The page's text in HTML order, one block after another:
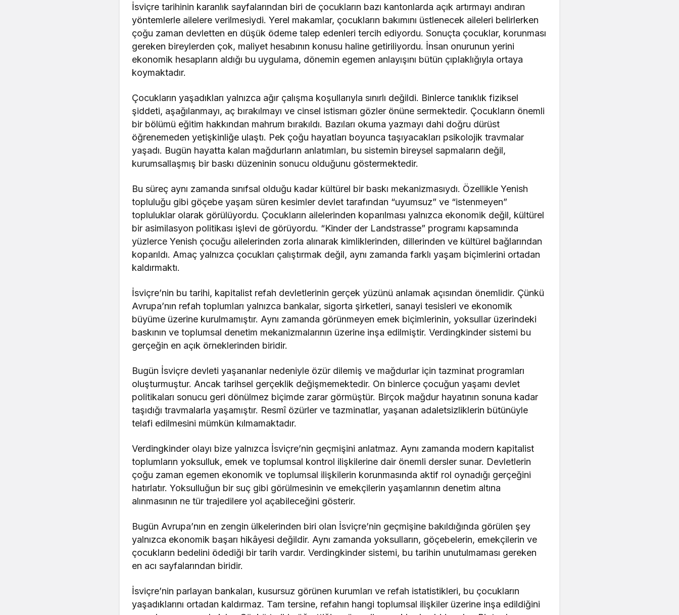
İsviçre tarihinin karanlık sayfalarından biri de çocukların bazı kantonlarda açık artırmayı andıran
yöntemlerle ailelere verilmesiydi. Yerel makamlar, çocukların bakımını üstlenecek aileleri belirlerken
çoğu zaman devletten en düşük ödeme talep edenleri tercih ediyordu. Sonuçta çocuklar, korunması
gereken bireylerden çok, maliyet hesabının konusu haline getiriliyordu. İnsan onurunun yerini
ekonomik hesapların aldığı bu uygulama, dönemin egemen anlayışını bütün çıplaklığıyla ortaya
koymaktadır.
Çocukların yaşadıkları yalnızca ağır çalışma koşullarıyla sınırlı değildi. Binlerce tanıklık fiziksel
şiddeti, aşağılanmayı, aç bırakılmayı ve cinsel istismarı gözler önüne sermektedir. Çocukların önemli
bir bölümü eğitim hakkından mahrum bırakıldı. Bazıları okuma yazmayı dahi doğru dürüst
öğrenemeden yetişkinliğe ulaştı. Pek çoğu hayatları boyunca taşıyacakları psikolojik travmalar
yaşadı. Bugün hayatta kalan mağdurların anlatımları, bu sistemin bireysel sapmaların değil,
kurumsallaşmış bir baskı düzeninin sonucu olduğunu göstermektedir.
Bu süreç aynı zamanda sınıfsal olduğu kadar kültürel bir baskı mekanizmasıydı. Özellikle Yenish
topluluğu gibi göçebe yaşam süren kesimler devlet tarafından “uyumsuz” ve “istenmeyen”
topluluklar olarak görülüyordu. Çocukların ailelerinden koparılması yalnızca ekonomik değil, kültürel
bir asimilasyon politikası işlevi de görüyordu. “Kinder der Landstrasse” programı kapsamında
yüzlerce Yenish çocuğu ailelerinden zorla alınarak kimliklerinden, dillerinden ve kültürel bağlarından
koparıldı. Amaç yalnızca çocukları çalıştırmak değil, aynı zamanda farklı yaşam biçimlerini ortadan
kaldırmaktı.
İsviçre’nin bu tarihi, kapitalist refah devletlerinin gerçek yüzünü anlamak açısından önemlidir. Çünkü
Avrupa’nın refah toplumları yalnızca bankalar, sigorta şirketleri, sanayi tesisleri ve ekonomik
büyüme üzerine kurulmamıştır. Aynı zamanda görünmeyen emek biçimlerinin, yoksullar üzerindeki
baskının ve toplumsal denetim mekanizmalarının üzerine inşa edilmiştir. Verdingkinder sistemi bu
gerçeğin en açık örneklerinden biridir.
Bugün İsviçre devleti yaşananlar nedeniyle özür dilemiş ve mağdurlar için tazminat programları
oluşturmuştur. Ancak tarihsel gerçeklik değişmemektedir. On binlerce çocuğun yaşamı devlet
politikaları sonucu geri dönülmez biçimde zarar görmüştür. Birçok mağdur hayatının sonuna kadar
taşıdığı travmalarla yaşamıştır. Resmî özürler ve tazminatlar, yaşanan adaletsizliklerin bütünüyle
telafi edilmesini mümkün kılmamaktadır.
Verdingkinder olayı bize yalnızca İsviçre’nin geçmişini anlatmaz. Aynı zamanda modern kapitalist
toplumların yoksulluk, emek ve toplumsal kontrol ilişkilerine dair önemli dersler sunar. Devletlerin
çoğu zaman egemen ekonomik ve toplumsal ilişkilerin korunmasında aktif rol oynadığı gerçeğini
hatırlatır. Yoksulluğun bir suç gibi görülmesinin ve emekçilerin yaşamlarının denetim altına
alınmasının ne tür trajedilere yol açabileceğini gösterir.
Bugün Avrupa’nın en zengin ülkelerinden biri olan İsviçre’nin geçmişine bakıldığında görülen şey
yalnızca ekonomik başarı hikâyesi değildir. Aynı zamanda yoksulların, göçebelerin, emekçilerin ve
çocukların bedelini ödediği bir tarih vardır. Verdingkinder sistemi, bu tarihin unutulmaması gereken
en acı sayfalarından biridir.
İsviçre’nin parlayan bankaları, kusursuz görünen kurumları ve refah istatistikleri, bu çocukların
yaşadıklarını ortadan kaldırmaz. Tam tersine, refahın hangi toplumsal ilişkiler üzerine inşa edildiğini